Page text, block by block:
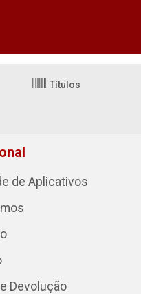
Títulos
de Aplicativos
Devolução